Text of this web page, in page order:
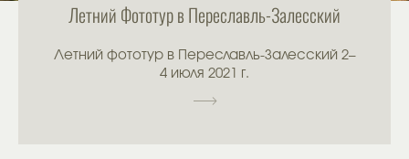
Летний Фототур в Переславль-Залесский
Летний фототур в Переславль-Залесский 2–
4 июля 2021 г.